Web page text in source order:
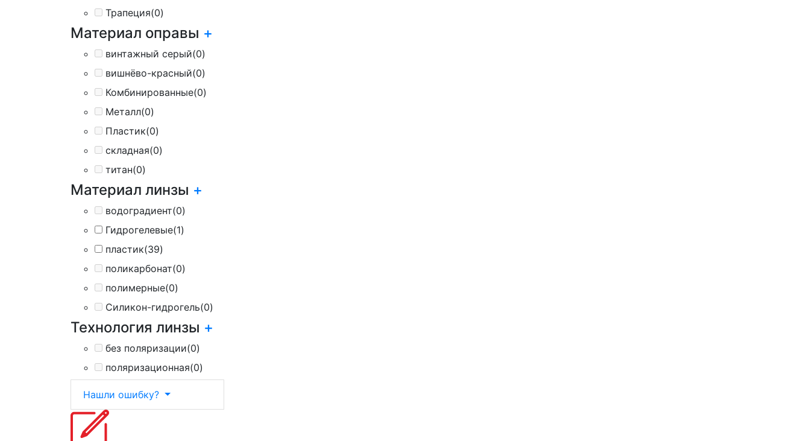
Трапеция(0)
Материал оправы +
винтажный серый(0)
вишнёво-красный(0)
Комбинированные(0)
Металл(0)
Пластик(0)
складная(0)
титан(0)
Материал линзы +
водоградиент(0)
Гидрогелевые(1)
пластик(39)
поликарбонат(0)
полимерные(0)
Силикон-гидрогель(0)
Технология линзы +
без поляризации(0)
поляризационная(0)
Нашли ошибку?